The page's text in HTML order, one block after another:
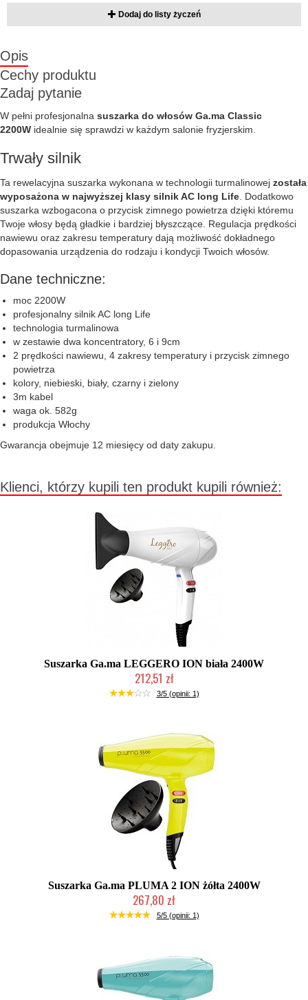
Dodaj do listy życzeń
Opis
Cechy produktu
Zadaj pytanie
W pełni profesjonalna suszarka do włosów Ga.ma Classic
2200W idealnie się sprawdzi w każdym salonie fryzjerskim.
Trwały silnik
Ta rewelacyjna suszarka wykonana w technologii turmalinowej została
wyposażona w najwyższej klasy silnik AC long Life . Dodatkowo
suszarka wzbogacona o przycisk zimnego powietrza dzięki któremu
Twoje włosy będą gładkie i bardziej błyszczące. Regulacja prędkości
nawiewu oraz zakresu temperatury dają możliwość dokładnego
dopasowania urządzenia do rodzaju i kondycji Twoich włosów.
Dane techniczne:
moc 2200W
profesjonalny silnik AC long Life
technologia turmalinowa
w zestawie dwa koncentratory, 6 i 9cm
2 prędkości nawiewu, 4 zakresy temperatury i przycisk zimnego
powietrza
kolory, niebieski, biały, czarny i zielony
3m kabel
waga ok. 582g
produkcja Włochy
Gwarancja obejmuje 12 miesięcy od daty zakupu.
Klienci, którzy kupili ten produkt kupili również:
Suszarka Ga.ma LEGGERO ION biała 2400W
212,51 zł
Duża ilość (wysyłka w 24h)
3/5 (opinii: 1)
Suszarka Ga.ma PLUMA 2 ION żółta 2400W
267,80 zł
Duża ilość (wysyłka w 24h)
5/5 (opinii: 1)